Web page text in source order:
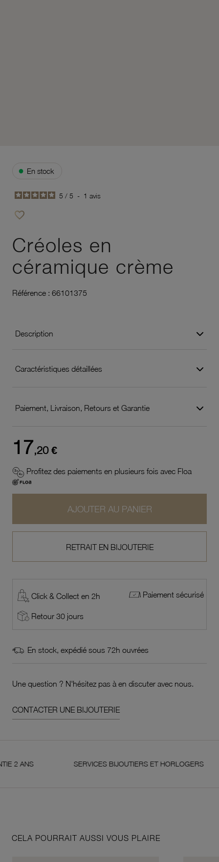
● En stock
5 / 5 - 1 avis
favorite_border
Créoles en
céramique crème
Référence : 66101375
Description
Caractéristiques détaillées
Paiement, Livraison, Retours et Garantie
17,20 €
Profitez des paiements en plusieurs fois avec Floa
AJOUTER AU PANIER
RETRAIT EN BIJOUTERIE
Click & Collect en 2h Paiement sécurisé
Retour 30 jours
En stock, expédié sous 72h ouvrées
Une question ? N'hésitez pas à en discuter avec nous.
CONTACTER UNE BIJOUTERIE
SERVICES BIJOUTIERS ET HORLOGERS
CELA POURRAIT AUSSI VOUS PLAIRE